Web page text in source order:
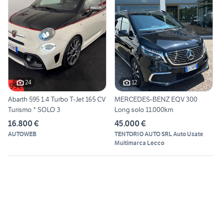
24
Abarth 595 1.4 Turbo T-Jet 165 CV
Turismo * SOLO 3
16.800 €
AUTOWEB
12
MERCEDES-BENZ EQV 300
Long solo 11.000km
45.000 €
TENTORIO AUTO SRL Auto Usate
Multimarca Lecco